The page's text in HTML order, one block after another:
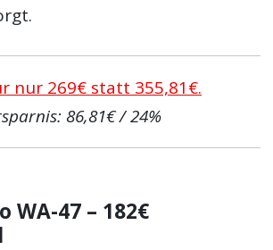
nur 269€ statt 355,81€.
86,81€ / 24%
WA-47 – 182€